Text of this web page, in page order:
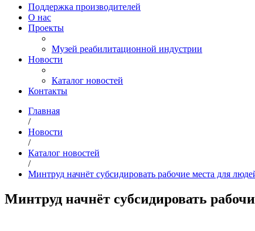
Поддержка производителей
О нас
Проекты
Музей реабилитационной индустрии
Новости
Каталог новостей
Контакты
Главная
/
Новости
/
Каталог новостей
/
Минтруд начнёт субсидировать рабочие места для
Минтруд начнёт субсидировать